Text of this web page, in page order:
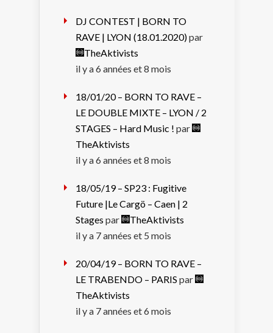
DJ CONTEST | BORN TO
RAVE | LYON (18.01.2020)par
TheAktivists
il y a 6 années et 8 mois
18/01/20 – BORN TO RAVE –
LE DOUBLE MIXTE – LYON / 2
STAGES – Hard Music ! par
TheAktivists
il y a 6 années et 8 mois
18/05/19 – SP23 : Fugitive
Future |Le Cargö – Caen | 2
Stages par
TheAktivists
il y a 7 années et 5 mois
20/04/19 – BORN TO RAVE –
LE TRABENDO – PARIS par
TheAktivists
il y a 7 années et 6 mois